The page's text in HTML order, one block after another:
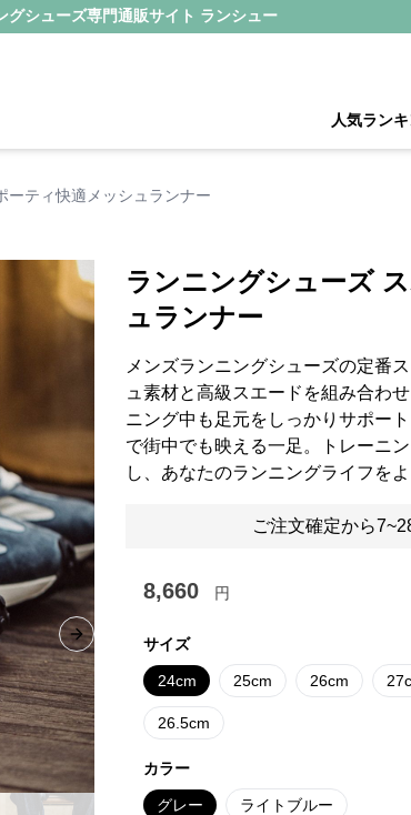
グシューズ専門通販サイト ランシュー
人気ラン
ーティ快適メッシュランナー
Next slide
ランニングシューズ
ュランナー
メンズランニングシューズの定番
ュ素材と高級スエードを組み合わ
ニング中も足元をしっかりサポー
で街中でも映える一足。トレーニ
し、あなたのランニングライフを
ご注文確定から
8,660 円
サイズ
24cm 25cm 26cm
26.5cm
カラー
グレー ライトブルー